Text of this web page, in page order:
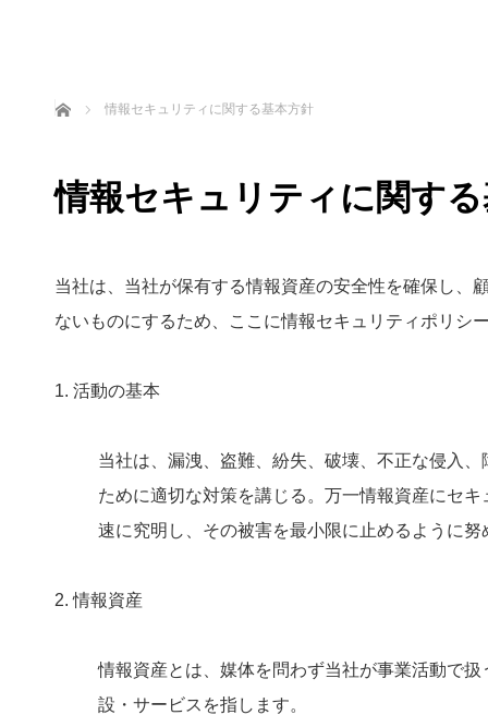
ホーム 情報セキュリティに関する基本方針
情報セキュリティに関す
当社は、当社が保有する情報資産の安全性を確保し、
ないものにするため、ここに情報セキュリティポリシ
1. 活動の基本
当社は、漏洩、盗難、紛失、破壊、不正な侵入
ために適切な対策を講じる。万一情報資産にセ
速に究明し、その被害を最小限に止めるように努
2. 情報資産
情報資産とは、媒体を問わず当社が事業活動で
設・サービスを指します。